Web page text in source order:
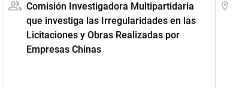
Comisión Investigadora Multipartidaria
que investiga las Irregularidades en las
Licitaciones y Obras Realizadas por
Empresas Chinas